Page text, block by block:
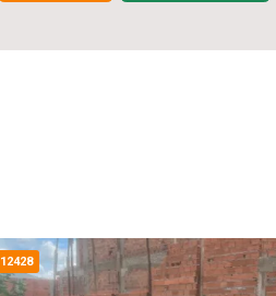
12428